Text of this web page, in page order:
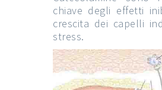
chiave degli effetti
crescita dei capelli
stress.